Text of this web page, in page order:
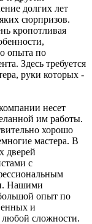
долгих лет
сюрпризов.
кропотливая
опыта по
Здесь требуется
руки которых -
несет
им работы.
хорошо
мастера. В
дверей
с
Нашими
опыт по
и
любой сложности.